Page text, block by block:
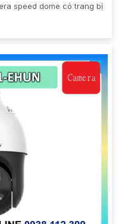
speed dome có trang bị